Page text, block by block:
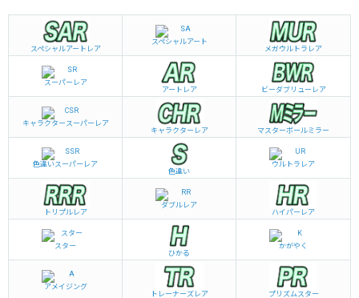
スペシャルアートレア
スペシャルアート
メガウルトラレア
スーパーレア
アートレア
ビーダブリュー レア
キャラクタースーパーレア
キャラクターレア
マスターボールミラー
色違いスーパーレア
色違い
ウルトラレア
トリプルレア
ダブルレア
ハイパーレア
スター
ひかる
かがやく
アメイジング
トレーナーズレア
プリズムスター